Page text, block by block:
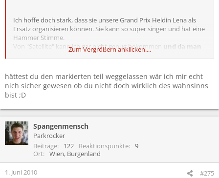
Ich hoffe doch stark, dass sie unsere Grand Prix Heldin Lena als
Ersatz organisieren können. Sie kann so super singen und hat eine
Hammer Stimme.
Von "Satellite" kann ich gar nicht genug bekommen und da man
sie die letzten Tage so gut wie nie im Fernsehen oder
Erdboden verschluckt, hoffe ich doch, dass man sie bei RiP endlich
mal zu Gesicht bekommt...
Und was wäre wohl ein ebenbürtigerer Ersatz für Wolfmother?
Zum Vergrößern anklicken....
hättest du den markierten teil weggelassen wär ich mir echt
nich sicher gewesen ob du nicht doch wirklich des wahnsinns
bist ;D
Spangenmensch
Parkrocker
Beiträge
122 Reaktionspunkte
9
Ort
Wien, Burgenland
1. Juni 2010 #275